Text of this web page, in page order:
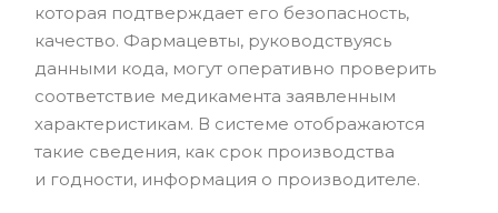
которая подтверждает его безопасность,
качество. Фармацевты, руководствуясь
данными кода, могут оперативно проверить
соответствие медикамента заявленным
характеристикам. В системе отображаются
такие сведения, как срок производства
и годности, информация о производителе.